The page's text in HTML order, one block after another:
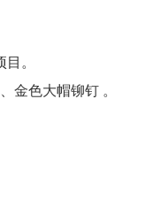
目 。
金色大帽铆钉 。